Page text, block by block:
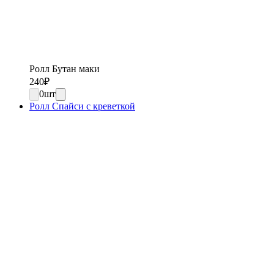
Ролл Бутан маки
240₽
0шт
Ролл Спайси с креветкой